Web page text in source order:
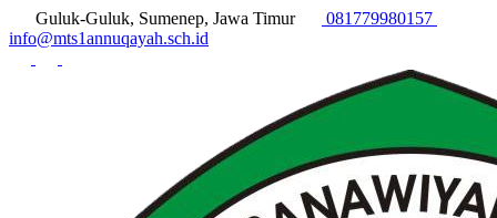
Guluk-Guluk, Sumenep, Jawa Timur
081779980157
info@mts1annuqayah.sch.id